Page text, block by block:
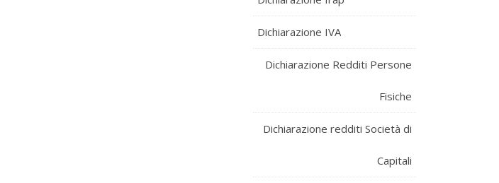
Dichiarazione IVA
Dichiarazione Redditi Persone
Fisiche
Dichiarazione redditi Società di
Capitali